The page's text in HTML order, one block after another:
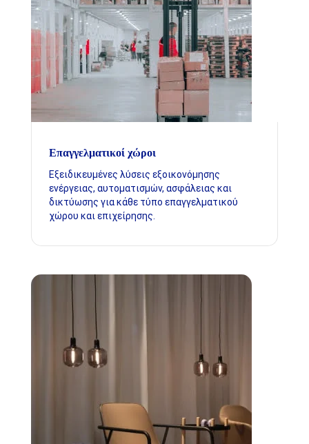
Επαγγελματικοί χώροι
Εξειδικευμένες λύσεις εξοικονόμησης
ενέργειας, αυτοματισμών, ασφάλειας και
δικτύωσης για κάθε τύπο επαγγελματικού
χώρου και επιχείρησης.